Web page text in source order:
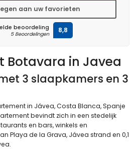
Botavara in Javea
3 slaapkamers en 3
in Jávea, Costa Blanca, Spanje
bevindt zich in een stedelijk
en bars, winkels en
Playa de la Grava, Jávea strand en 0,1
aan uw favorieten
beoordeling
5 Beoordelingen 8,8